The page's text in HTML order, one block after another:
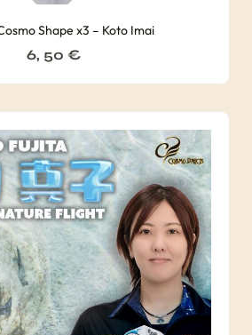
Shape x3 – Koto Imai
6, 50 €